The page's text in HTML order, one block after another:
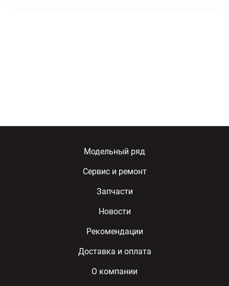
Модельный ряд
Сервис и ремонт
Запчасти
Новости
Рекомендации
Доставка и оплата
О компании